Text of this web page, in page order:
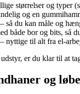
størrelser og typer
og en
– så du kan måle og
både bor og bits, så
– nyttige til alt fra el-
er du klar til at
og